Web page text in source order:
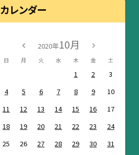
カレンダー
2020年10月
日 月 火 水 木 金 土
1 2
3
4
5 6 7 8 9
10
11
12 13 14 15 16
17
18
19 20 21 22 23
24
25
26 27 28 29 30 31